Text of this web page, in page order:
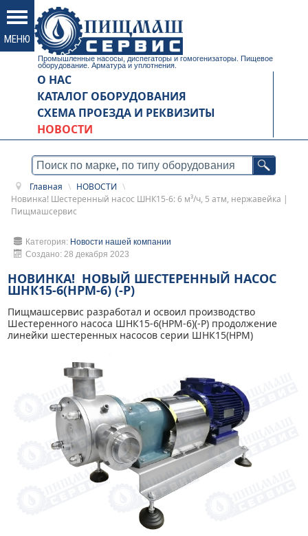
Промышленные насосы, диспегаторы и гомогенизаторы. Пищевое
оборудование. Арматура и уплотнения.
О НАС
КАТАЛОГ ОБОРУДОВАНИЯ
СХЕМА ПРОЕЗДА И РЕКВИЗИТЫ
НОВОСТИ
Главная \ НОВОСТИ \
Новинка! Шестеренный насос ШНК15-6: 6 м³/ч, 5 атм, нержавейка |
Пищмашсервис
Категория: Новости нашей компании
Создано: 28 декабря 2023
НОВИНКА! НОВЫЙ ШЕСТЕРЕННЫЙ НАСОС
ШНК15-6(НРМ-6) (-Р)
Пищмашсервис разработал и освоил производство
Шестеренного насоса ШНК15-6(НРМ-6)(-Р) продолжение
линейки шестеренных насосов серии ШНК15(НРМ)